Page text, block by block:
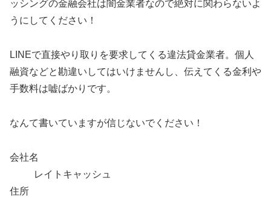
ッシングの金融会社は闇金業者なので絶対に関わらないよ
うにしてください！
LINEで直接やり取りを要求してくる違法貸金業者。個人
融資などと勘違いしてはいけませんし、伝えてくる金利や
手数料は嘘ばかりです。
なんて書いていますが信じないでください！
会社名
レイトキャッシュ
住所